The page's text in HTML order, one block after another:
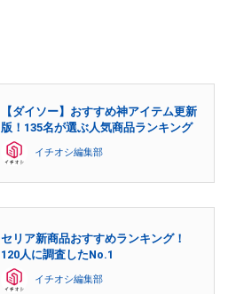
【ダイソー】おすすめ神アイテム更新
版！135名が選ぶ人気商品ランキング
イチオシ編集部
セリア新商品おすすめランキング！
120人に調査したNo.1
イチオシ編集部